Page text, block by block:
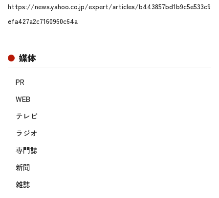
媒体
PR
WEB
テレビ
ラジオ
専門誌
新聞
雑誌
https://news.yahoo.co.jp/expert/articles/b443857bd1b9c5e533c9
efa427a2c7160960c64a